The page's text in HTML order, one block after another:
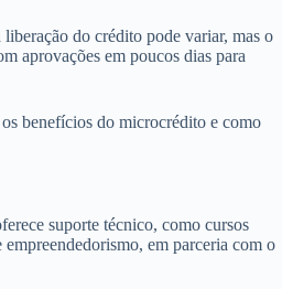
do crédito pode variar, mas o
aprovações em poucos dias para
benefícios do microcrédito e como
suporte técnico, como cursos
em parceria com o